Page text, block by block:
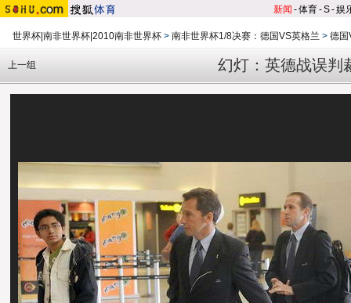
新闻 -体育-S-娱
世界杯|南非世界杯|2010南非世界杯 > 南非世界杯1/8决赛：德国VS英格兰 > 德国
幻灯：英德战误判
上一组